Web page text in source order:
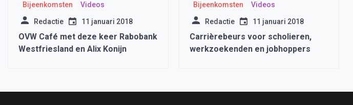
Bijeenkomsten Videos
Redactie 11 januari 2018
OVW Café met deze keer Rabobank
Westfriesland en Alix Konijn
Bijeenkomsten Videos
Redactie 11 januari 2018
Carrièrebeurs voor scholieren,
werkzoekenden en jobhoppers